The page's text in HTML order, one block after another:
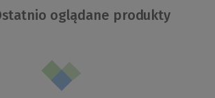
oglądane produkty